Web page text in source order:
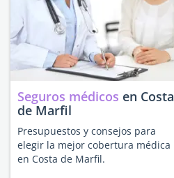
Seguros médicos en Costa
de Marfil
Presupuestos y consejos para
elegir la mejor cobertura médica
en Costa de Marfil.